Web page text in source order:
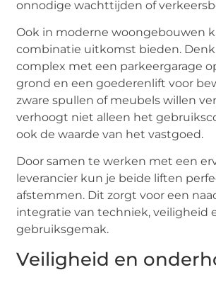
onnodige wachttijden of
Ook in moderne woongebouwen
combinatie uitkomst bieden. Denk
complex met een parkeergarage
grond en een goederenlift voor
zware spullen of meubels willen
verhoogt niet alleen het
ook de waarde van het vastgoed.
Door samen te werken met een
leverancier kun je beide liften
afstemmen. Dit zorgt voor een
integratie van techniek, veiligheid
gebruiksgemak.
Veiligheid en